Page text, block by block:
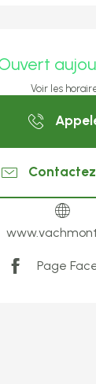
Voir les
Page